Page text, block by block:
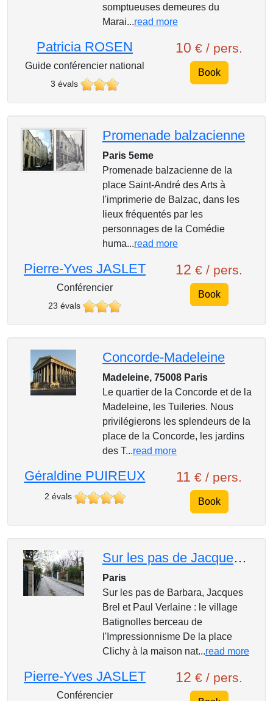
somptueuses demeures du
Marai...read more
Patricia ROSEN
Guide conférencier national
3 évals
10 € / pers.
Book
Promenade balzacienne
Paris 5eme
Promenade balzacienne de la
place Saint-André des Arts à
l'imprimerie de Balzac, dans les
lieux fréquentés par les
personnages de la Comédie
huma...read more
Pierre-Yves JASLET
Conférencier
23 évals
12 € / pers.
Book
Concorde-Madeleine
Madeleine, 75008 Paris
Le quartier de la Concorde et de la
Madeleine, les Tuileries. Nous
privilégierons les splendeurs de la
place de la Concorde, les jardins
des T...read more
Géraldine PUIREUX
2 évals
11 € / pers.
Book
Sur les pas de Jacques Brel, Paul Verlaine, Barbara : Le village des Batignolles,
Paris
Sur les pas de Barbara, Jacques
Brel et Paul Verlaine : le village
Batignolles berceau de
l'Impressionnisme De la place
Clichy à la maison nat...read more
Pierre-Yves JASLET
Conférencier
12 € / pers.